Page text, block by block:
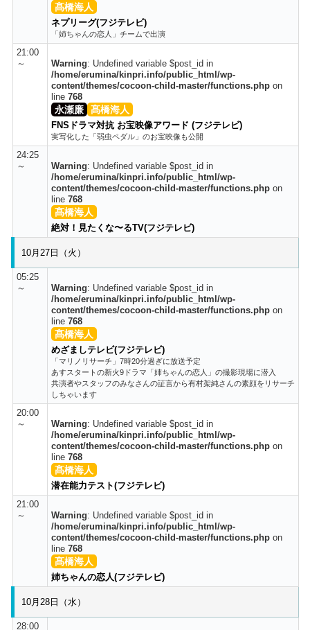
髙橋海人
ネプリーグ(フジテレビ)
「姉ちゃんの恋人」チームで出演
21:00
～
Warning: Undefined variable $post_id in
/home/erumina/kinpri.info/public_html/wp-
content/themes/cocoon-child-master/functions.php on
line 768
永瀬廉 髙橋海人
FNSドラマ対抗 お宝映像アワード (フジテレビ)
実写化した「弱虫ペダル」のお宝映像も公開
24:25
～
Warning: Undefined variable $post_id in
/home/erumina/kinpri.info/public_html/wp-
content/themes/cocoon-child-master/functions.php on
line 768
髙橋海人
絶対！見たくな〜るTV(フジテレビ)
10月27日（火）
05:25
～
Warning: Undefined variable $post_id in
/home/erumina/kinpri.info/public_html/wp-
content/themes/cocoon-child-master/functions.php on
line 768
髙橋海人
めざましテレビ(フジテレビ)
「マリノリサーチ」7時20分過ぎに放送予定
あすスタートの新火9ドラマ「姉ちゃんの恋人」の撮影現場に潜入
共演者やスタッフのみなさんの証言から有村架純さんの素顔をリサーチ
しちゃいます
20:00
～
Warning: Undefined variable $post_id in
/home/erumina/kinpri.info/public_html/wp-
content/themes/cocoon-child-master/functions.php on
line 768
髙橋海人
潜在能力テスト(フジテレビ)
21:00
～
Warning: Undefined variable $post_id in
/home/erumina/kinpri.info/public_html/wp-
content/themes/cocoon-child-master/functions.php on
line 768
髙橋海人
姉ちゃんの恋人(フジテレビ)
10月28日（水）
28:00